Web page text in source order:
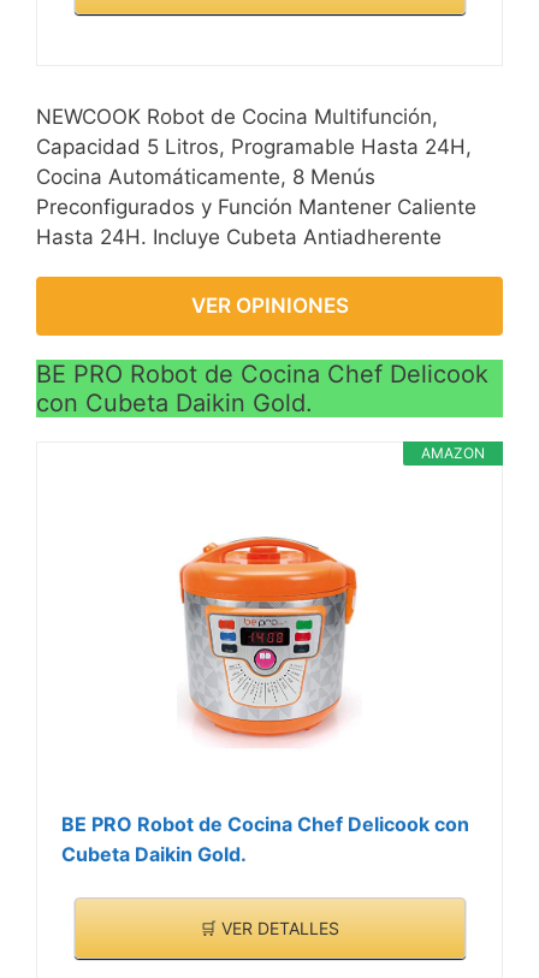
NEWCOOK Robot de Cocina Multifunción,
Capacidad 5 Litros, Programable Hasta 24H,
Cocina Automáticamente, 8 Menús
Preconfigurados y Función Mantener Caliente
Hasta 24H. Incluye Cubeta Antiadherente
VER OPINIONES
BE PRO Robot de Cocina Chef Delicook
con Cubeta Daikin Gold.
AMAZON
BE PRO Robot de Cocina Chef Delicook con
Cubeta Daikin Gold.
🛒 VER DETALLES